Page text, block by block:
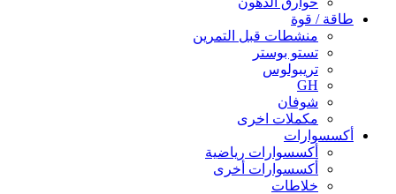
طاقة / قوة
منشطات قبل التمرين
تستو بوستر
تريبولوس
GH
شوفان
مكملات اخرى
أكسسوارات
أكسسوارات رياضية
أكسسوارات أخرى
خلاطات